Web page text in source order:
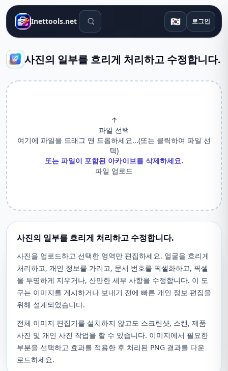
Inettools.net 검색 도구 🇰🇷 로그인
사진의 일부를 흐리게 처리하고 수정합니다.
↑
파일 선택
여기에 파일을 드래그 앤 드롭하세요...(또는 클릭하여 파일 선
택)
또는 파일이 포함된 아카이브를 삭제하세요.
파일 업로드
사진의 일부를 흐리게 처리하고 수정합니다.
사진을 업로드하고 선택한 영역만 편집하세요. 얼굴을 흐리게
처리하고, 개인 정보를 가리고, 문서 번호를 픽셀화하고, 픽셀
을 투명하게 지우거나, 산만한 세부 사항을 수정합니다. 이 도
구는 이미지를 게시하거나 보내기 전에 빠른 개인 정보 편집을
위해 설계되었습니다.
전체 이미지 편집기를 설치하지 않고도 스크린샷, 스캔, 제품
사진 및 개인 사진 작업을 할 수 있습니다. 이미지에서 필요한
부분을 선택하고 효과를 적용한 후 처리된 PNG 결과를 다운
로드하세요.